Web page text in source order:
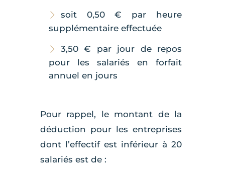
soit 0,50 € par heure
supplémentaire effectuée
3,50 € par jour de repos
pour les salariés en forfait
annuel en jours
Pour rappel, le montant de la
déduction pour les entreprises
dont l’effectif est inférieur à 20
salariés est de :